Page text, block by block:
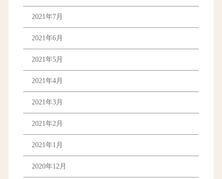
2021年7月
2021年6月
2021年5月
2021年4月
2021年3月
2021年2月
2021年1月
2020年12月